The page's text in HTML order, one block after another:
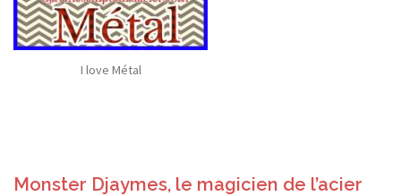
I love Métal
Monster Djaymes, le magicien de l’acier